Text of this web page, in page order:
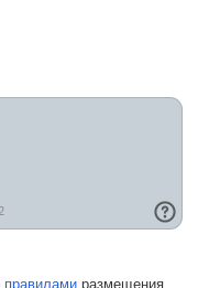
правилами размещения